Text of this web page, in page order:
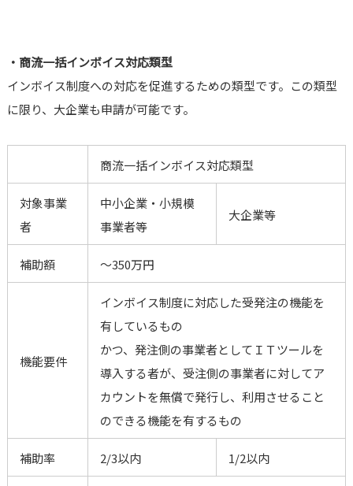
・商流一括インボイス対応類型
インボイス制度への対応を促進するための類型です。この類型
に限り、大企業も申請が可能です。
商流一括インボイス対応類型
対象事業
者
中小企業・小規模
事業者等
大企業等
補助額 ～350万円
機能要件
インボイス制度に対応した受発注の機能を
有しているもの
かつ、発注側の事業者としてＩＴツールを
導入する者が、受注側の事業者に対してア
カウントを無償で発行し、利用させること
のできる機能を有するもの
補助率 2/3以内 1/2以内